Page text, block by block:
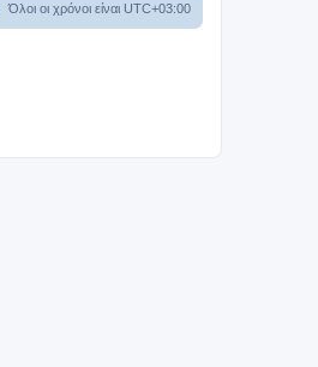
Όλοι οι χρόνοι είναι UTC+03:00